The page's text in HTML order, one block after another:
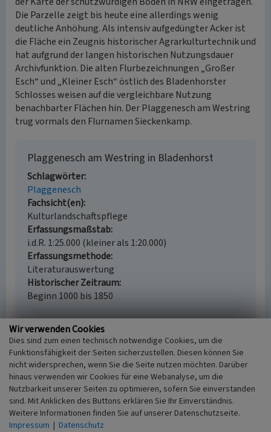
Die Parzelle zeigt bis heute eine allerdings wenig
deutliche Anhöhung. Als intensiv aufgedüngter Acker ist
die Fläche ein Zeugnis historischer Agrarkulturtechnik und
hat aufgrund der langen historischen Nutzungsdauer
Archivfunktion. Die alten Flurbezeichnungen „Großer
Esch“ und „Kleiner Esch“ östlich des Bladenhorster
Schlosses weisen auf die vergleichbare Nutzung
benachbarter Flächen hin. Der Plaggenesch am Westring
trug vormals den Flurnamen Sieckenkamp.
Plaggenesch am Westring in Bladenhorst
Schlagwörter
Plaggenesch
Fachsicht(en)
Kulturlandschaftspflege
Erfassungsmaßstab
i.d.R. 1:25.000 (kleiner als 1:20.000)
Erfassungsmethode
Literaturauswertung
Historischer Zeitraum
Beginn 1000 bis 1850
Empfohlene Zitierweise
Urheberrechtlicher Hinweis
Der hier präsentierte Inhalt ist urheberrechtlich
geschützt. Die angezeigten Medien unterliegen
möglicherweise zusätzlichen urheberrechtlichen
Bedingungen, die an diesen ausgewiesen sind.
Wir verwenden Cookies
Dies sind zum einen technisch notwendige Cookies, um die
Funktionsfähigkeit der Seiten sicherzustellen. Diesen können Sie
nicht widersprechen, wenn Sie die Seite nutzen möchten. Darüber
hinaus verwenden wir Cookies für eine Webanalyse, um die
Nutzbarkeit unserer Seiten zu optimieren, sofern Sie einverstanden
sind. Mit Anklicken des Buttons erklären Sie Ihr Einverständnis.
Weitere Informationen finden Sie auf unserer Datenschutzseite.
Impressum | Datenschutz